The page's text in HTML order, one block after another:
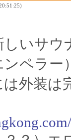
しいサウ
ペラー
外装は